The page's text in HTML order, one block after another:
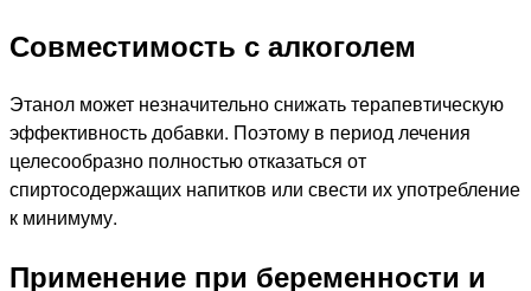
Совместимость с алкоголем
Этанол может незначительно снижать терапевтическую
эффективность добавки. Поэтому в период лечения
целесообразно полностью отказаться от
спиртосодержащих напитков или свести их употребление
к минимуму.
Применение при беременности и